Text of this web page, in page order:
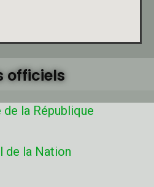
officiels
de la République
de la Nation